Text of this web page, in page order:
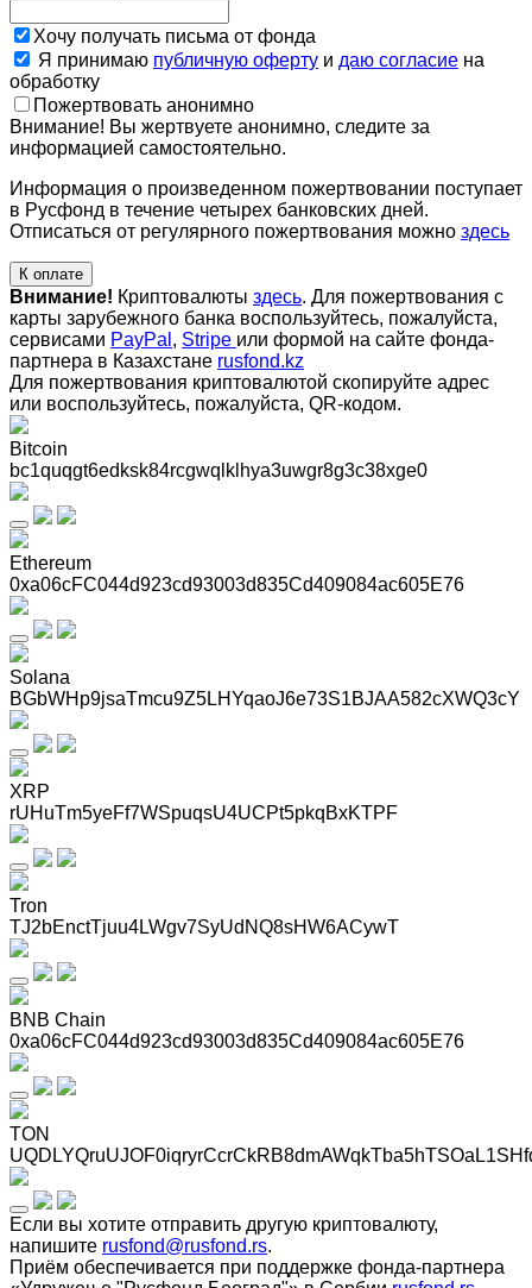
Хочу получать письма от фонда
Я принимаю публичную оферту и даю согласие на
обработку
Пожертвовать анонимно
Внимание! Вы жертвуете анонимно, следите за
информацией самостоятельно.
Информация о произведенном пожертвовании поступает
в Русфонд в течение четырех банковских дней.
Отписаться от регулярного пожертвования можно здесь
К оплате
Внимание! Криптовалюты здесь. Для пожертвования с
карты зарубежного банка воспользуйтесь, пожалуйста,
сервисами PayPal , Stripe или формой на сайте фонда-
партнера в Казахстане rusfond.kz
Для пожертвования криптовалютой скопируйте адрес
или воспользуйтесь, пожалуйста, QR-кодом.
Bitcoin
bc1quqgt6edksk84rcgwqlklhya3uwgr8g3c38xge0
Ethereum
0xa06cFC044d923cd93003d835Cd409084ac605E76
Solana
BGbWHp9jsaTmcu9Z5LHYqaoJ6e73S1BJAA582cXWQ3cY
XRP
rUHuTm5yeFf7WSpuqsU4UCPt5pkqBxKTPF
Tron
TJ2bEnctTjuu4LWgv7SyUdNQ8sHW6ACywT
BNB Chain
0xa06cFC044d923cd93003d835Cd409084ac605E76
TON
Если вы хотите отправить другую криптовалюту,
напишите rusfond@rusfond.rs.
Приём обеспечивается при поддержке фонда-партнера